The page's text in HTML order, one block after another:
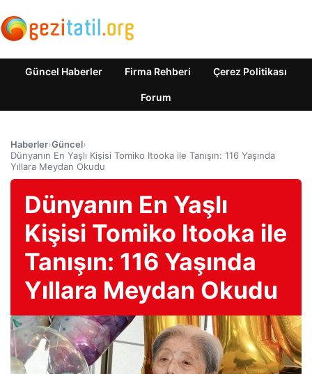
Güncel Haberler Firma Rehberi Çerez Politikası
Forum
Haberler›Güncel›
Dünyanın En Yaşlı Kişisi Tomiko Itooka ile Tanışın: 116 Yaşında
Yıllara Meydan Okudu
Dünyanın En Yaşlı
Kişisi Tomiko Itooka ile
Tanışın: 116 Yaşında
Yıllara Meydan Okudu